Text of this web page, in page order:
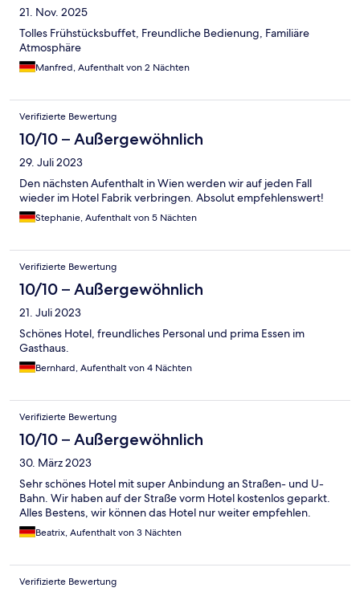
21. Nov. 2025
Tolles Frühstücksbuffet, Freundliche Bedienung, Familiäre
Atmosphäre
Manfred, Aufenthalt von 2 Nächten
Verifizierte Bewertung
10/10 – Außergewöhnlich
29. Juli 2023
Den nächsten Aufenthalt in Wien werden wir auf jeden Fall
wieder im Hotel Fabrik verbringen. Absolut empfehlenswert!
Stephanie, Aufenthalt von 5 Nächten
Verifizierte Bewertung
10/10 – Außergewöhnlich
21. Juli 2023
Schönes Hotel, freundliches Personal und prima Essen im
Gasthaus.
Bernhard, Aufenthalt von 4 Nächten
Verifizierte Bewertung
10/10 – Außergewöhnlich
30. März 2023
Sehr schönes Hotel mit super Anbindung an Straßen- und U-
Bahn. Wir haben auf der Straße vorm Hotel kostenlos geparkt.
Alles Bestens, wir können das Hotel nur weiter empfehlen.
Beatrix, Aufenthalt von 3 Nächten
Verifizierte Bewertung